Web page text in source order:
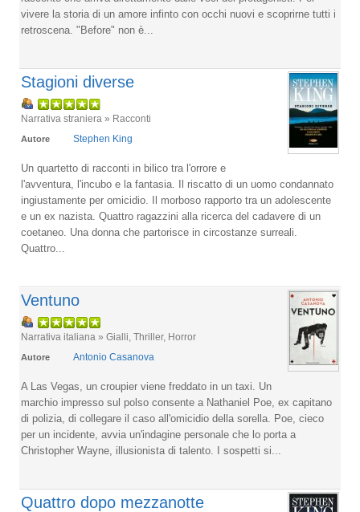
vivere la storia di un amore infinto con occhi nuovi e scoprirne tutti i
retroscena. "Before" non è...
Stagioni diverse
Narrativa straniera » Racconti
Autore Stephen King
Un quartetto di racconti in bilico tra l'orrore e
l'avventura, l'incubo e la fantasia. Il riscatto di un uomo condannato
ingiustamente per omicidio. Il morboso rapporto tra un adolescente
e un ex nazista. Quattro ragazzini alla ricerca del cadavere di un
coetaneo. Una donna che partorisce in circostanze surreali.
Quattro...
Ventuno
Narrativa italiana » Gialli, Thriller, Horror
Autore Antonio Casanova
A Las Vegas, un croupier viene freddato in un taxi. Un
marchio impresso sul polso consente a Nathaniel Poe, ex capitano
di polizia, di collegare il caso all'omicidio della sorella. Poe, cieco
per un incidente, avvia un'indagine personale che lo porta a
Christopher Wayne, illusionista di talento. I sospetti si...
Quattro dopo mezzanotte